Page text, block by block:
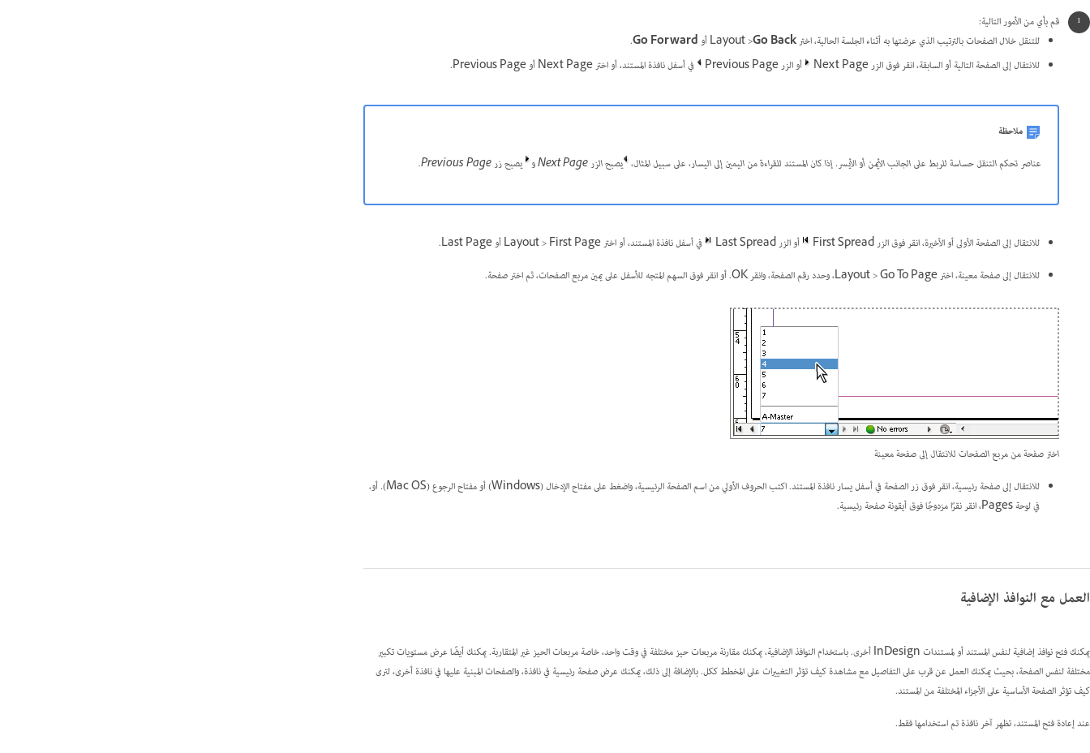
قم بأي من الأمور التالية:
للتنقل خلال الصفحات بالترتيب الذي عرضتها به أثناء الجلسة الحالية، اختر Layout >Go Back أوGo Forward
.
للانتقال إلى الصفحة التالية أو السابقة، انقر فوق الزر Next Page
أو الزر Previous Page في أسفل نافذة المستند، أو اختر Next Page أو Previous Page.
ملاحظة
عناصر تحكم التنقل حساسة للربط على الجانب الأيمن أو الأيسر. إذا كان المستند للقراءة من اليمين إلى اليسار، على سبيل المثال، يصبح الزر Next Page و يصبح زر Previous Page.
للانتقال إلى الصفحة الأولى أو الأخيرة، انقر فوق الزر First Spread أو الزر Last Spread
في أسفل نافذة المستند، أو اختر Layout > First Page أو Last Page.
للانتقال إلى صفحة معينة، اختر Layout > Go To Page، وحدد رقم الصفحة، وانقر OK. أو انقر فوق السهم المتجه للأسفل على يمين مربع الصفحات، ثم اختر صفحة.
اختر صفحة من مربع الصفحات للانتقال إلى صفحة معينة
للانتقال إلى صفحة رئيسية، انقر فوق زر الصفحة في أسفل يسار نافذة المستند. اكتب الحروف الأولي من اسم الصفحة الرئيسية، واضغط على مفتاح الإدخال (Windows) أو مفتاح الرجوع (Mac OS). أو،
في لوحة Pages، انقر نقرًا مزدوجًا فوق أيقونة صفحة رئيسية.
العمل مع النوافذ الإضافية
يمكنك فتح نوافذ إضافية لنفس المستند أو لمستندات InDesign أخرى. باستخدام النوافذ الإضافية، يمكنك مقارنة مربعات حيز مختلفة في وقت واحد، خاصة مربعات الحيز غير المتقاربة. يمكنك أيضًا عرض مستويات تكبير
مختلفة لنفس الصفحة، بحيث يمكنك العمل عن قرب على التفاصيل مع مشاهدة كيف تؤثر التغييرات على المخطط ككل. بالإضافة إلى ذلك، يمكنك عرض صفحة رئيسية في نافذة، والصفحات المبنية عليها في نافذة أخرى، لترى
كيف تؤثر الصفحة الأساسية على الأجزاء المختلفة من المستند.
عند إعادة فتح المستند، تظهر آخر نافذة تم استخدامها فقط.